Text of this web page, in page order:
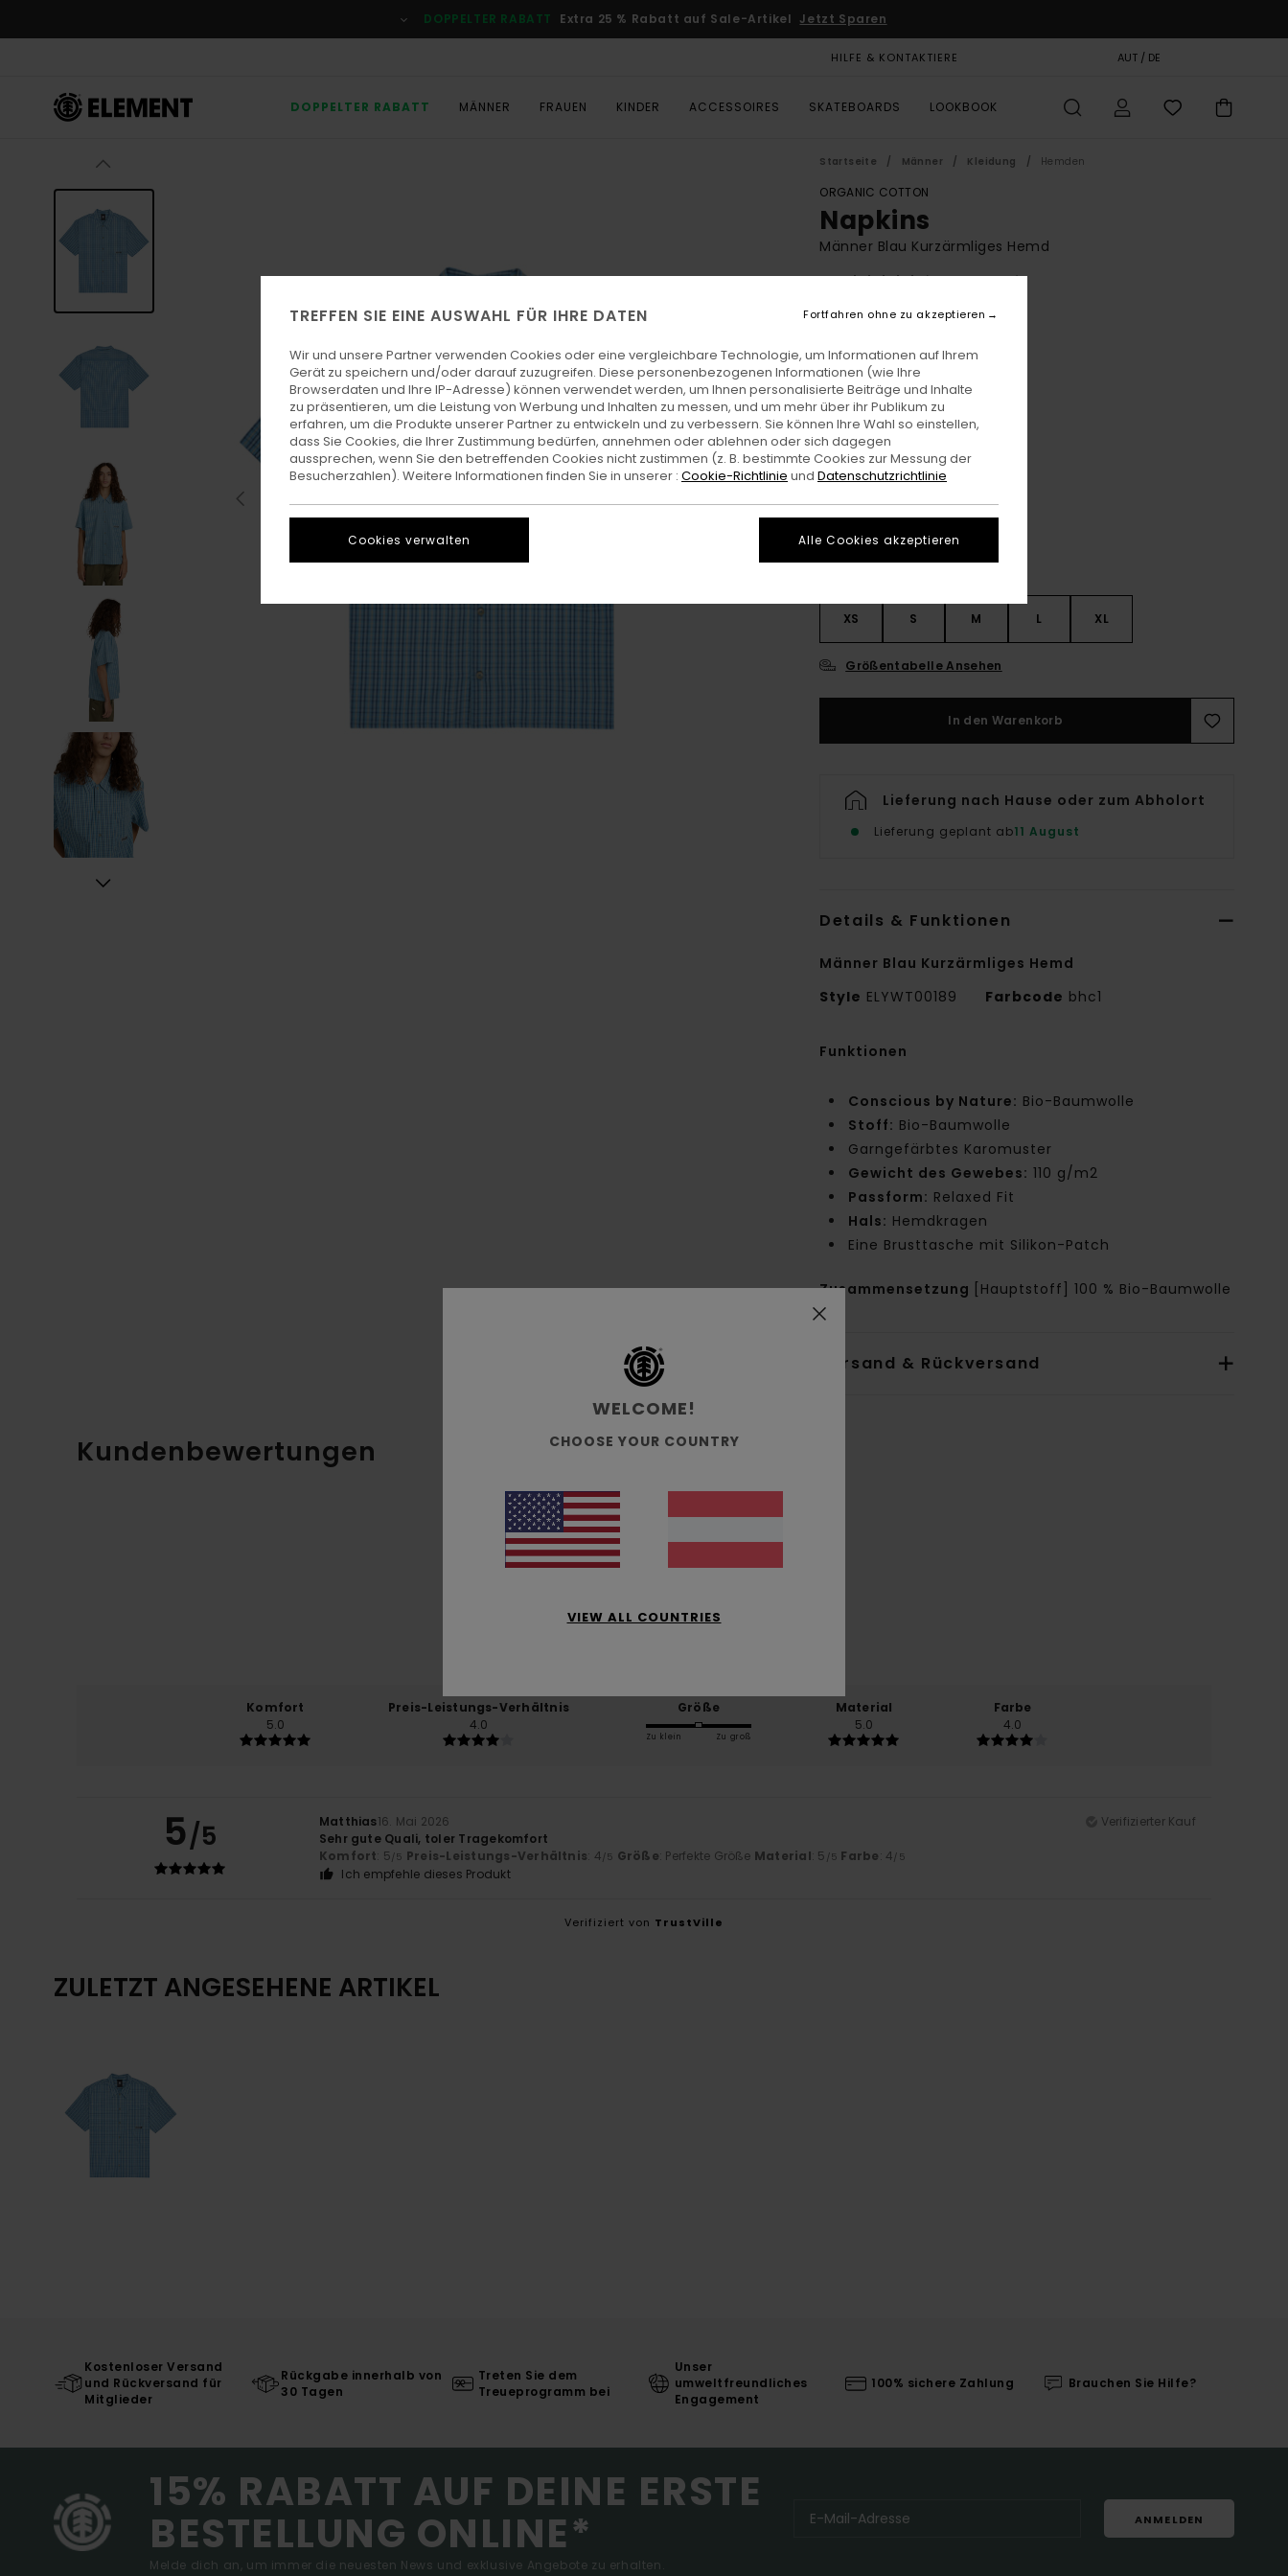
Produktinformation
DOPPELTER RABATT Extra 25 % Rabatt auf Sale-Artikel Jetzt Sparen
HILFE & KONTAKTIERE AUT / DE
DOPPELTER RABATT MÄNNER FRAUEN KINDER ACCESSOIRES SKATEBOARDS LOOKBOOK
Startseite Männer Kleidung Hemden
ORGANIC COTTON
Napkins
Männer Blau Kurzärmliges Hemd
5.0
ECO-BONUS
€ 29,25
SALE
DOPPELTER RABATT EXTRA 25 %
Farbe Napkins Blue
XS S M L XL
Größentabelle Ansehen
In den Warenkorb
Lieferung nach Hause oder zum Abholort
Lieferung geplant ab11 August
Details & Funktionen
Männer Blau Kurzärmliges Hemd
Style ELYWT00189 Farbcode bhc1
Funktionen
Conscious by Nature: Bio-Baumwolle
Stoff: Bio-Baumwolle
Garngefärbtes Karomuster
Gewicht des Gewebes: 110 g/m2
Passform: Relaxed Fit
Hals: Hemdkragen
Eine Brusttasche mit Silikon-Patch
Zusammensetzung [Hauptstoff] 100 % Bio-Baumwolle
Versand & Rückversand
Kundenbewertungen
Durchschnittliche Bewertung
5.0
Komfort
5.0
Preis-Leistungs-Verhältnis
4.0
Größe
Zu klein Zu groß
Material
5.0
Farbe
4.0
5/5 Matthias16. Mai 2026
Verifizierter Kauf
Sehr gute Quali, toler Tragekomfort
Komfort: 5/5 Preis-Leistungs-Verhältnis: 4/5 Größe: Perfekte Größe Material: 5 /5 Farbe: 4/5
Ich empfehle dieses Produkt
Verifiziert von TrustVille
ZULETZT ANGESEHENE ARTIKEL
Kostenloser Versand
und Rückversand für
Mitglieder
Rückgabe innerhalb von
30 Tagen
Treten Sie dem
Treueprogramm bei
Unser
umweltfreundliches
Engagement
100% sichere Zahlung Brauchen Sie Hilfe?
15% RABATT AUF DEINE ERSTE
BESTELLUNG ONLINE*
Melde dich an, um immer die neuesten News und exklusive Angebote zu erhalten.
ANMELDEN
WELCOME!
CHOOSE YOUR COUNTRY
VIEW ALL COUNTRIES
TREFFEN SIE EINE AUSWAHL FÜR IHRE DATEN
Wir und unsere Partner verwenden Cookies oder eine vergleichbare Technologie, um Informationen auf Ihrem
Gerät zu speichern und/oder darauf zuzugreifen. Diese personenbezogenen Informationen (wie Ihre
Browserdaten und Ihre IP-Adresse) können verwendet werden, um Ihnen personalisierte Beiträge und Inhalte
zu präsentieren, um die Leistung von Werbung und Inhalten zu messen, und um mehr über ihr Publikum zu
erfahren, um die Produkte unserer Partner zu entwickeln und zu verbessern. Sie können Ihre Wahl so einstellen,
dass Sie Cookies, die Ihrer Zustimmung bedürfen, annehmen oder ablehnen oder sich dagegen
aussprechen, wenn Sie den betreffenden Cookies nicht zustimmen (z. B. bestimmte Cookies zur Messung der
Besucherzahlen). Weitere Informationen finden Sie in unserer : Cookie-Richtlinie und Datenschutzrichtlinie
Cookies verwalten
Fortfahren ohne zu akzeptieren
Alle Cookies akzeptieren